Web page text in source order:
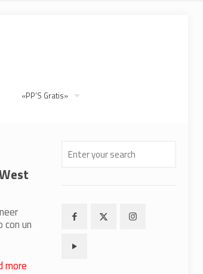
«PP’S Gratis»
un
more